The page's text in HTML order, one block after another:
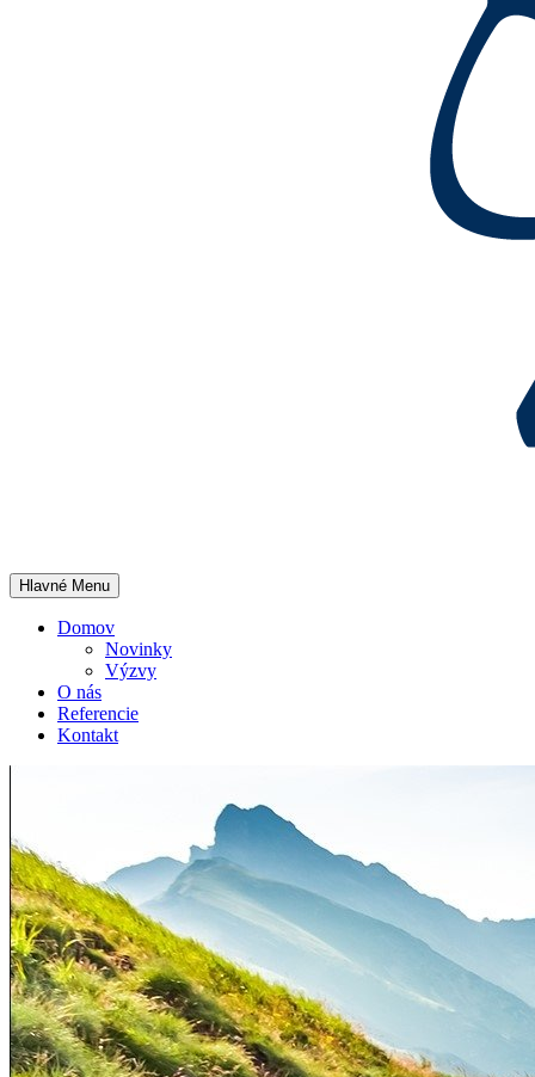
Hlavné Menu
Domov
Novinky
Výzvy
O nás
Referencie
Kontakt